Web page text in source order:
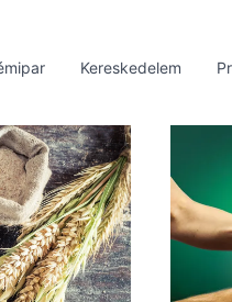
Kereskedelem